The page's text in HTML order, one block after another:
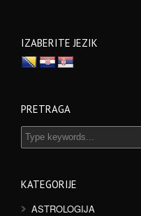
IZABERITE JEZIK
PRETRAGA
KATEGORIJE
ASTROLOGIJA